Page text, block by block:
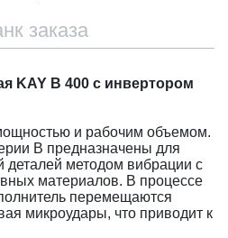
заказа
KAY B 400 с инвертором
и рабочим объемом.
B предназначены для
деталей методом вибрации с
материалов. В процессе
перемещаются
микроудары, что приводит к